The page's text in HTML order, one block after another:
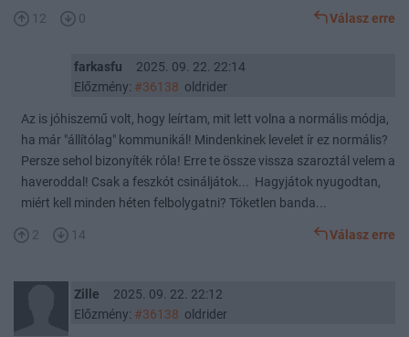
12 0 Válasz erre
farkasfu
2025. 09. 22. 22:14
Előzmény: #36138 oldrider
Az is jóhiszemű volt, hogy leírtam, mit lett volna a normális módja,
ha már "állítólag" kommunikál! Mindenkinek levelet ír ez normális?
Persze sehol bizonyíték róla! Erre te össze vissza szaroztál velem a
haveroddal! Csak a feszkót csináljátok... Hagyjátok nyugodtan,
miért kell minden héten felbolygatni? Töketlen banda...
2 14 Válasz erre
Zille
2025. 09. 22. 22:12
Előzmény: #36138 oldrider